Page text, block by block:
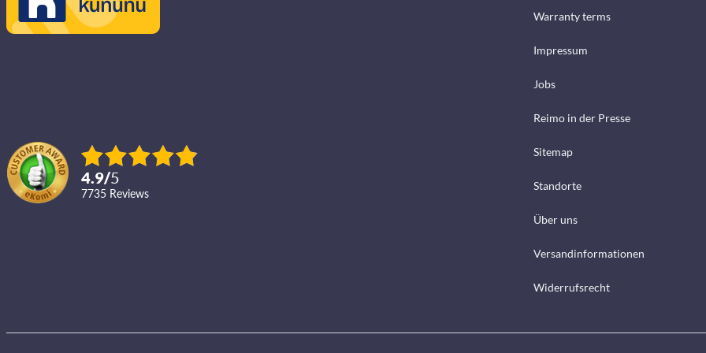
4.9/5
7735 reviews
Warranty terms
Impressum
Jobs
Reimo in der Presse
Sitemap
Standorte
Über uns
Versandinformationen
Widerrufsrecht